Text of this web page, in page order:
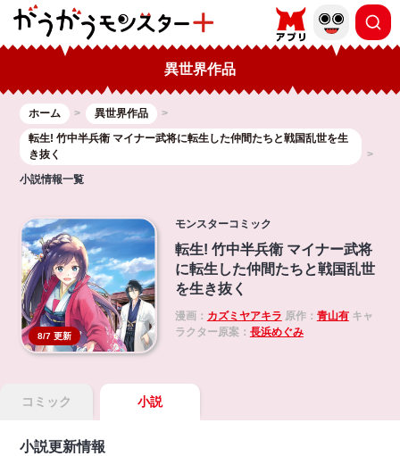
異世界作品
ホーム
異世界作品
転生! 竹中半兵衛 マイナー武将に転生した仲間たちと戦国乱世を生
き抜く
小説情報一覧
8/7 更新
モンスターコミック
転生! 竹中半兵衛 マイナー武将
に転生した仲間たちと戦国乱世
を生き抜く
漫画： カズミヤアキラ 原作： 青山有キャ
ラクター原案： 長浜めぐみ
コミック 小説
小説更新情報